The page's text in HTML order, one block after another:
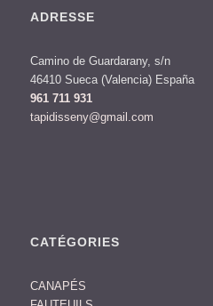
ADRESSE
Camino de Guardarany, s/n
46410 Sueca (Valencia) España
961 711 931
tapidisseny@gmail.com
CATÉGORIES
CANAPÉS